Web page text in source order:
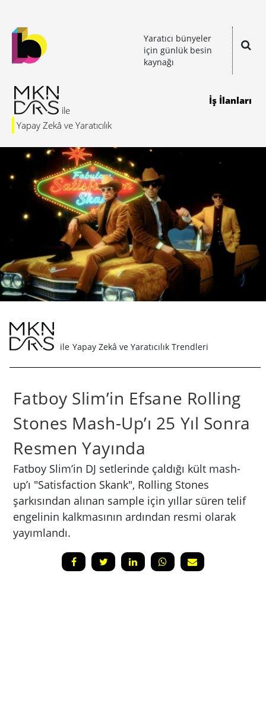
Yaratıcı bünyeler
için günlük besin
kaynağı
Yapay Zekâ ve Yaratıcılık
İş İlanları
Yapay Zekâ ve Yaratıcılık Trendleri
Fatboy Slim’in Efsane Rolling
Stones Mash-Up’ı 25 Yıl Sonra
Resmen Yayında
Fatboy Slim’in DJ setlerinde çaldığı kült mash-
up’ı "Satisfaction Skank", Rolling Stones
şarkısından alınan sample için yıllar süren telif
engelinin kalkmasının ardından resmi olarak
yayımlandı.